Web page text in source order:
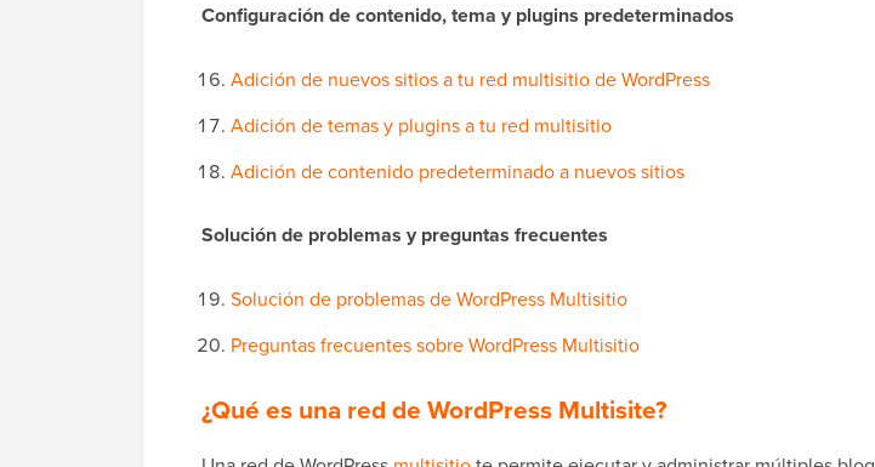
Configuración de contenido, tema y plugins predeterminados
Adición de nuevos sitios a tu red multisitio de WordPress
Adición de temas y plugins a tu red multisitio
Adición de contenido predeterminado a nuevos sitios
Solución de problemas y preguntas frecuentes
Solución de problemas de WordPress Multisitio
Preguntas frecuentes sobre WordPress Multisitio
¿Qué es una red de WordPress Multisite?